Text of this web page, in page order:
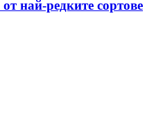
най-редките сортове